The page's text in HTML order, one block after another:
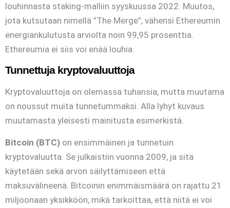
louhinnasta staking-malliin syyskuussa 2022. Muutos,
jota kutsutaan nimellä ”The Merge”, vähensi Ethereumin
energiankulutusta arviolta noin 99,95 prosenttia.
Ethereumia ei siis voi enää louhia.
Tunnettuja kryptovaluuttoja
Kryptovaluuttoja on olemassa tuhansia, mutta muutama
on noussut muita tunnetummaksi. Alla lyhyt kuvaus
muutamasta yleisesti mainitusta esimerkistä.
Bitcoin (BTC) on ensimmäinen ja tunnetuin
kryptovaluutta. Se julkaistiin vuonna 2009, ja sitä
käytetään sekä arvon säilyttämiseen että
maksuvälineenä. Bitcoinin enimmäismäärä on rajattu 21
miljoonaan yksikköön, mikä tarkoittaa, että niitä ei voi